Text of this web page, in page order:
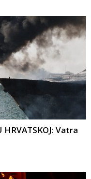
HRVATSKOJ: Vatra